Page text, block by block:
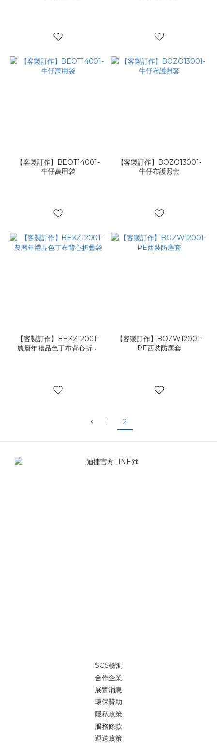
【客製訂作】BEOT14001-
牛仔萬用袋
【客製訂作】BOZO13001-
牛仔布護照套
【客製訂作】BEKZ12001-
農曆年禮品色丁布背心折疊
【客製訂作】BOZW12001-
PE西裝防塵套
1 2
SGS檢測
合作企業
展覽消息
環保贊助
隱私政策
服務條款
運送政策